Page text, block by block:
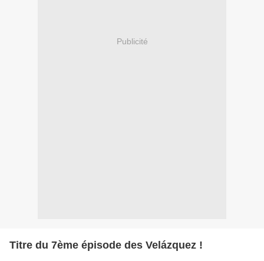
Publicité
Titre du 7ème épisode des Velázquez !